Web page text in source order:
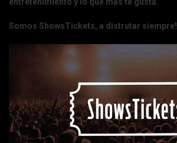
Somos ShowsTickets, a distrutar siempre!